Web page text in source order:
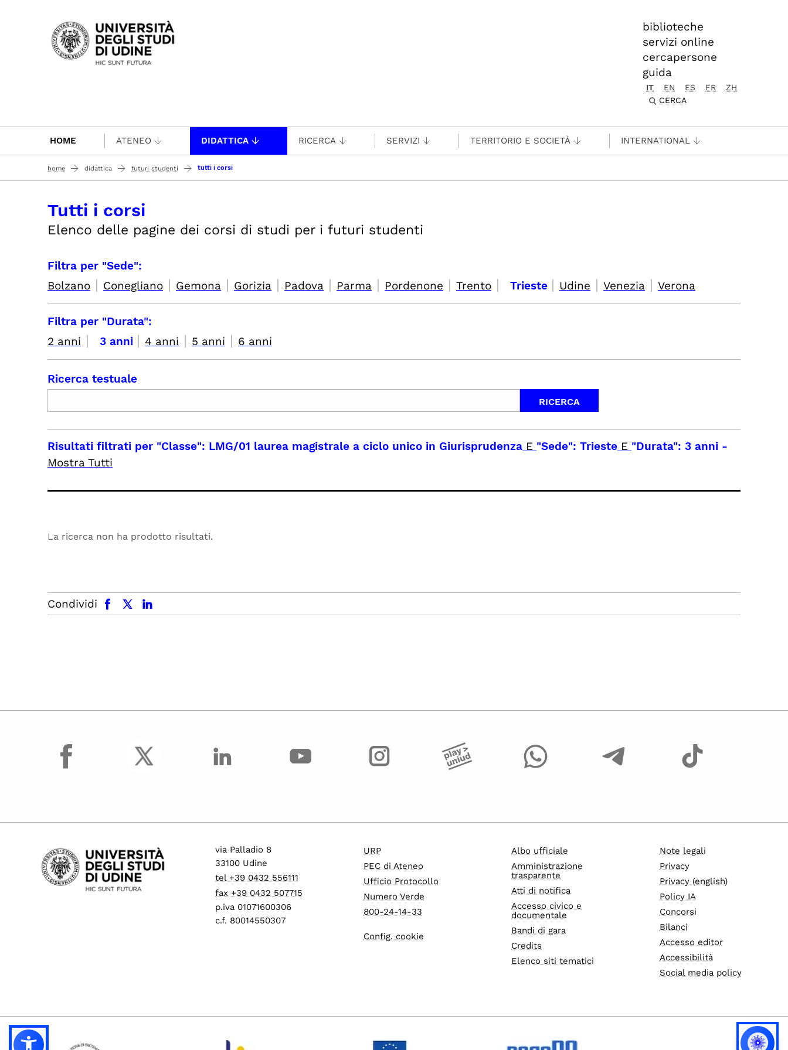
Passa al contenuto principale
biblioteche
servizi online
cercapersone
guida
IT EN ES FR
ZH
CERCA
HOME ATENEO DIDATTICA RICERCA SERVIZI TERRITORIO E SOCIETÀ INTERNATIONAL
home didattica futuri studenti tutti i corsi
Tutti i corsi
Elenco delle pagine dei corsi di studi per i futuri studenti
Filtra per "Sede":
Bolzano | Conegliano | Gemona | Gorizia | Padova | Parma | Pordenone | Trento | Trieste | Udine | Venezia | Verona
Filtra per "Durata":
2 anni | 3 anni | 4 anni | 5 anni | 6 anni
Ricerca testuale
Risultati filtrati per "Classe": LMG/01 laurea magistrale a ciclo unico in Giurisprudenza E "Sede": Trieste E "Durata": 3 anni -
Mostra Tutti
La ricerca non ha prodotto risultati.
Condividi
facebook x.com linkedin
facebook
via Palladio 8
33100 Udine
tel +39 0432 556111
fax +39 0432 507715
p.iva 01071600306
c.f. 80014550307
URP
PEC di Ateneo
Ufficio Protocollo
Numero Verde
800-24-14-33
Config. cookie
Albo ufficiale
Amministrazione
trasparente
Atti di notifica
Accesso civico e
documentale
Bandi di gara
Credits
Elenco siti tematici
Note legali
Privacy
Privacy (english)
Policy IA
Concorsi
Bilanci
Accesso editor
Accessibilità
Social media policy